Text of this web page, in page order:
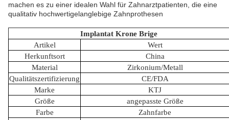
machen es zu einer idealen Wahl für Zahnarztpatienten, die eine
qualitativ hochwertigelanglebige Zahnprothesen
Implantat Krone Brige
Artikel
Wert
Herkunftsort
China
Material
Zirkonium/Metall
Qualitätszertifizierung
CE/FDA
Marke
KTJ
Größe
angepasste Größe
Farbe
Zahnfarbe